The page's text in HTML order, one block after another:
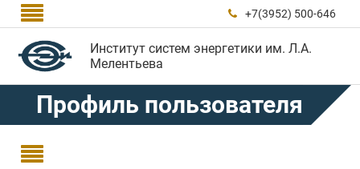
  +7(3952) 500-646
Институт систем энергетики им. Л.А.
Мелентьева
Профиль пользователя
